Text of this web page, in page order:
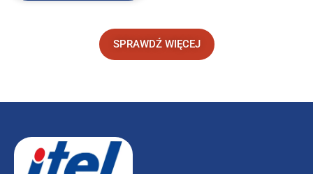
SPRAWDŹ WIĘCEJ